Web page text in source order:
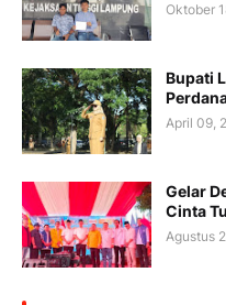
Oktober
Bupati
April 09,
Gelar
Cinta
Agustus